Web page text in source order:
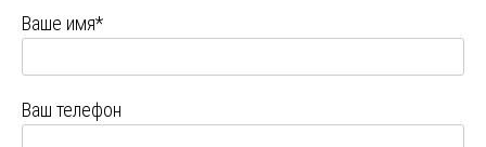
Ваше имя*
Ваш телефон